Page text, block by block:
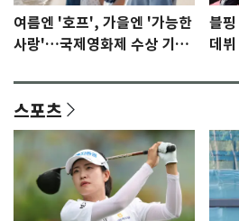
여름엔 '호프', 가을엔 '가능한
사랑'…국제영화제 수상 기대
블
데
스포츠